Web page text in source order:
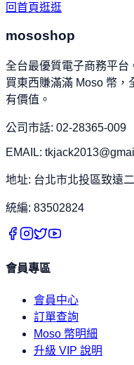
回首頁逛逛
mososhop
全台最優質電子商務平台
買東西賺滿滿 Moso 幣，
有價值。
公司市話: 02-28365-009
EMAIL:
地址: 台北市北投區致遠
統編: 83502824
會員專區
會員中心
訂單查詢
Moso 幣明細
升級 VIP 說明